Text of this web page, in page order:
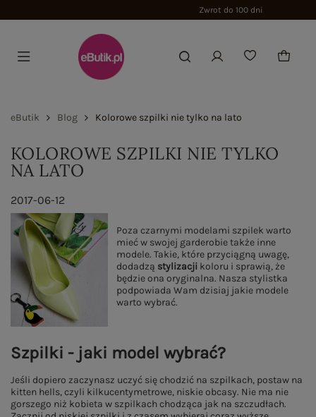
eButik Blog Kolorowe szpilki nie tylko na lato
KOLOROWE SZPILKI NIE TYLKO
NA LATO
2017-06-12
Poza czarnymi modelami szpilek warto
mieć w swojej garderobie także inne
modele. Takie, które przyciągną uwagę,
dodadzą stylizacjikoloru i sprawią, że
będzie ona oryginalna. Nasza stylistka
podpowiada Wam dzisiaj jakie modele
warto wybrać.
Szpilki - jaki model wybrać?
Jeśli dopiero zaczynasz uczyć się chodzić na szpilkach, postaw na
kitten hells, czyli kilkucentymetrowe, niskie obcasy. Nie ma nie
gorszego niż kobieta w szpilkach chodząca jak na szczudłach.